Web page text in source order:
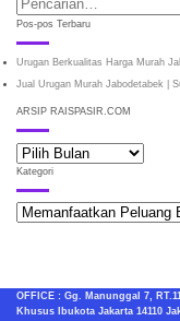
Pos-pos Terbaru
Urugan Berkualitas Harga Murah
Jual Urugan Murah Jabodetabek |
ARSIP RAISPASIR.COM
ARSIP
RAISPASIR.COM
Kategori
Kategori
OFFICE : Gg. Manunggal 7,
Khusus Ibukota Jakarta 14110